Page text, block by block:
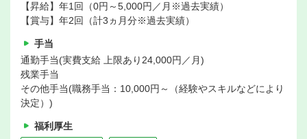
【昇給】年1回（0円～5,000円／月※過去実績）
【賞与】年2回（計3ヵ月分※過去実績）
手当
通勤手当(実費支給 上限あり24,000円／月)
残業手当
その他手当(職務手当：10,000円～（経験やスキルなどにより
決定）)
福利厚生